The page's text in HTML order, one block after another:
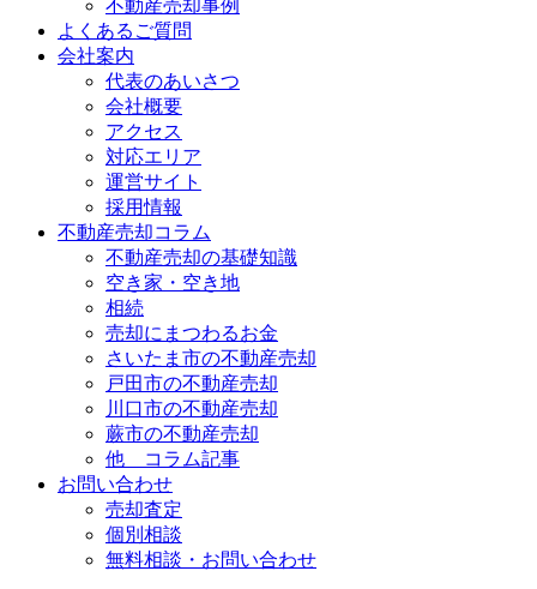
不動産売却事例
よくあるご質問
会社案内
代表のあいさつ
会社概要
アクセス
対応エリア
運営サイト
採用情報
不動産売却コラム
不動産売却の基礎知識
空き家・空き地
相続
売却にまつわるお金
さいたま市の不動産売却
戸田市の不動産売却
川口市の不動産売却
蕨市の不動産売却
他 コラム記事
お問い合わせ
売却査定
個別相談
無料相談・お問い合わせ